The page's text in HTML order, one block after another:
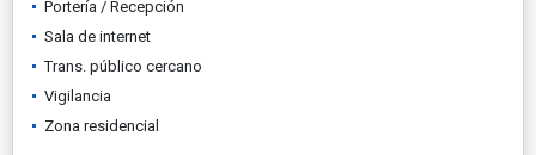
Portería / Recepción
Sala de internet
Trans. público cercano
Vigilancia
Zona residencial